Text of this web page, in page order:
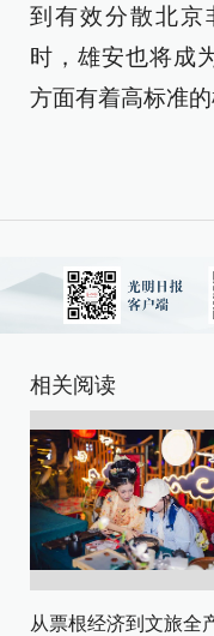
到有效分散北京
时，雄安也将成
方面有着高标准的
相关阅读